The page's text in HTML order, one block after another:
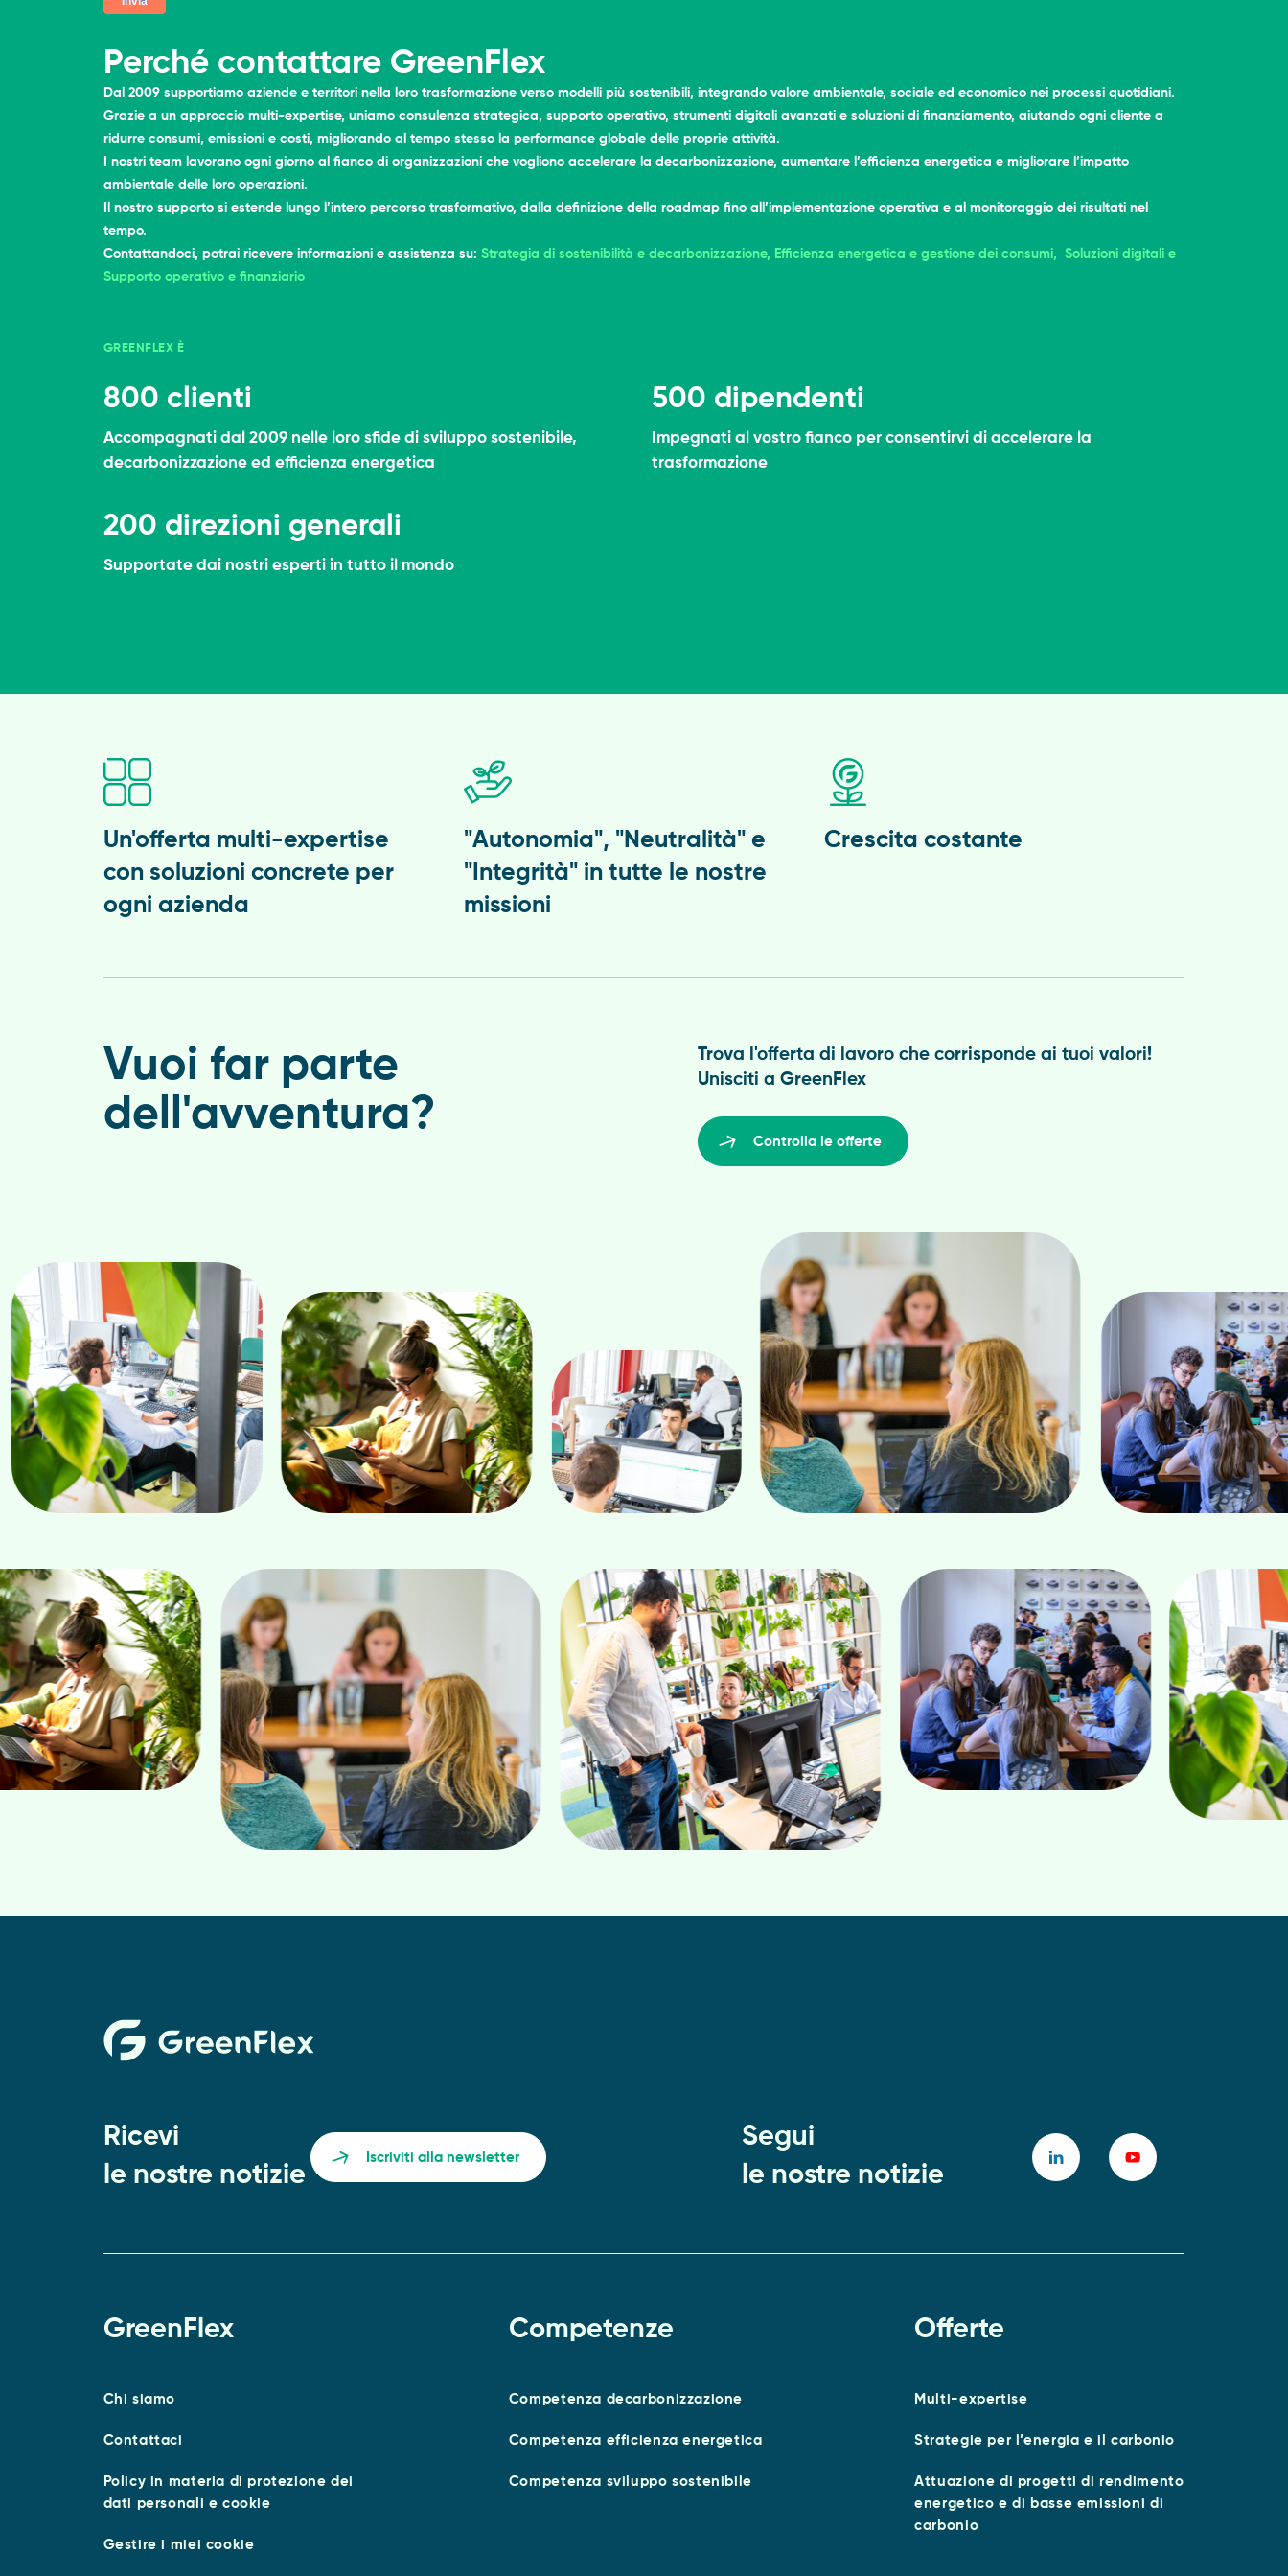
Perché contattare GreenFlex
Dal 2009 supportiamo aziende e territori nella loro trasformazione verso modelli più sostenibili, integrando valore ambientale, sociale ed economico nei processi quotidiani.
Grazie a un approccio multi-expertise, uniamo consulenza strategica, supporto operativo, strumenti digitali avanzati e soluzioni di finanziamento, aiutando ogni cliente a
ridurre consumi, emissioni e costi, migliorando al tempo stesso la performance globale delle proprie attività.
I nostri team lavorano ogni giorno al fianco di organizzazioni che vogliono accelerare la decarbonizzazione, aumentare l’efficienza energetica e migliorare l’impatto
ambientale delle loro operazioni.
Il nostro supporto si estende lungo l’intero percorso trasformativo, dalla definizione della roadmap fino all’implementazione operativa e al monitoraggio dei risultati nel
tempo.
Contattandoci, potrai ricevere informazioni e assistenza su: Strategia di sostenibilità e decarbonizzazione, Efficienza energetica e gestione dei consumi, Soluzioni digitali e
Supporto operativo e finanziario
GREENFLEX È
800 clienti
Accompagnati dal 2009 nelle loro sfide di sviluppo sostenibile,
decarbonizzazione ed efficienza energetica
500 dipendenti
Impegnati al vostro fianco per consentirvi di accelerare la
trasformazione
200 direzioni generali
Supportate dai nostri esperti in tutto il mondo
Un'offerta multi-expertise
con soluzioni concrete per
ogni azienda
"Autonomia", "Neutralità" e
"Integrità" in tutte le nostre
missioni
Crescita costante
Vuoi far parte
dell'avventura?
Trova l'offerta di lavoro che corrisponde ai tuoi valori!
Unisciti a GreenFlex
Controlla le offerte
Ricevi
le nostre notizie
Iscriviti alla newsletter
Segui
le nostre notizie
GreenFlex
Chi siamo
Contattaci
Policy in materia di protezione dei
dati personali e cookie
Gestire i miei cookie
Competenze
Competenza decarbonizzazione
Competenza efficienza energetica
Competenza sviluppo sostenibile
Offerte
Multi-expertise
Strategie per l’energia e il carbonio
Attuazione di progetti di rendimento
energetico e di basse emissioni di
carbonio